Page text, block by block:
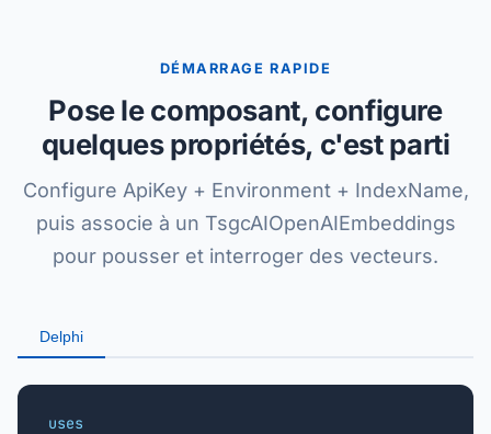
DÉMARRAGE RAPIDE
Pose le composant, configure
quelques propriétés, c'est parti
Configure ApiKey + Environment + IndexName,
puis associe à un TsgcAIOpenAIEmbeddings
pour pousser et interroger des vecteurs.
Delphi
uses